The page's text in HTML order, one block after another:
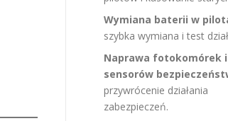
Wymiana baterii w
szybka wymiana i test
Naprawa fotokomórek i
sensorów
przywrócenie działania
zabezpieczeń.